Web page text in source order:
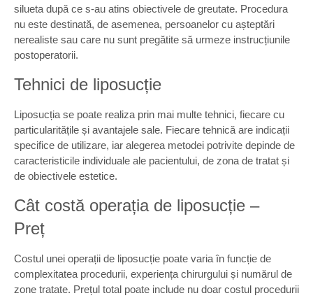
silueta după ce s-au atins obiectivele de greutate. Procedura
nu este destinată, de asemenea, persoanelor cu așteptări
nerealiste sau care nu sunt pregătite să urmeze instrucțiunile
postoperatorii.
Tehnici de liposucție
Liposucția se poate realiza prin mai multe tehnici, fiecare cu
particularitățile și avantajele sale. Fiecare tehnică are indicații
specifice de utilizare, iar alegerea metodei potrivite depinde de
caracteristicile individuale ale pacientului, de zona de tratat și
de obiectivele estetice.
Cât costă operația de liposucție –
Preț
Costul unei operații de liposucție poate varia în funcție de
complexitatea procedurii, experiența chirurgului și numărul de
zone tratate. Prețul total poate include nu doar costul procedurii